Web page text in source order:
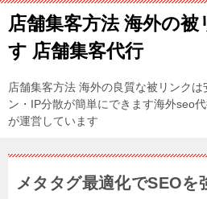
店舗集客方法 海外の被
す 店舗集客代行
店舗集客方法 海外の良質な被リンク
ン・IP分散が簡単にできます海外seo
が運営しています
メタタグ最適化でSEOを